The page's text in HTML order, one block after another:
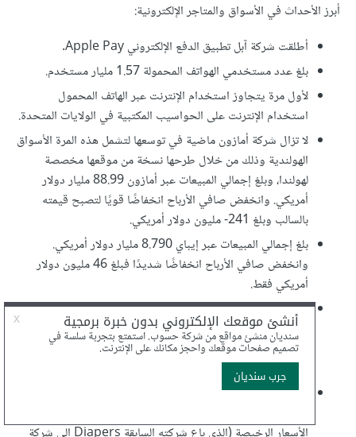
أبرز الأحداث في الأسواق والمتاجر الإلكترونية:
أطلقت شركة آبل تطبيق الدفع الإلكتروني Apple Pay.
بلغ عدد مستخدمي الهواتف المحمولة 1.57 مليار مستخدم.
لأول مرة يتجاوز استخدام الإنترنت عبر الهاتف المحمول
استخدام الإنترنت على الحواسيب المكتبية في الولايات المتحدة.
لا تزال شركة أمازون ماضية في توسعها لتشمل هذه المرة الأسواق
الهولندية وذلك من خلال طرحها نسخة من موقعها مخصصة
لهولندا، وبلغ إجمالي المبيعات عبر أمازون 88.99 مليار دولار
أمريكي. وانخفض صافي الأرباح انخفاضًا قويًا لتصبح قيمته
بالسالب وبلغ ‎-241 مليون دولار أمريكي.
بلغ إجمالي المبيعات عبر إيباي 8.790 مليار دولار أمريكي.
وانخفض صافي الأرباح انخفاضًا شديدًا فبلغ 46 مليون دولار
أمريكي فقط.
بلغ إجمالي المبيعات عبر موقع إتسي (Etsy) مبلغ 195.59 مليون
دولار أمريكي. وارتفعت نسبة الشراء عبر الهاتف المحمول لتصل
إلى نسبة قدرها 37% من إجمالي المبيعات.
أطلق كلّ من رجل الأعمال مارك لور مع مايك هانراهان ونيت